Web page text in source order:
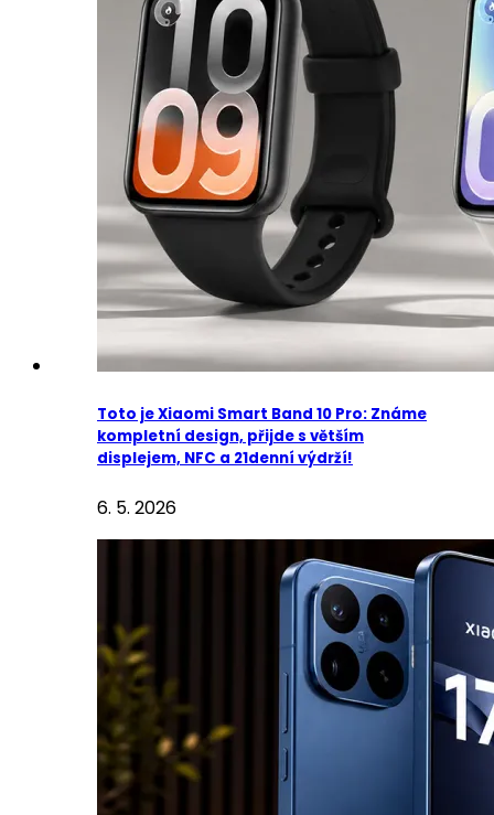
Toto je Xiaomi Smart Band 10 Pro: Známe
kompletní design, přijde s větším
displejem, NFC a 21denní výdrží!
6. 5. 2026